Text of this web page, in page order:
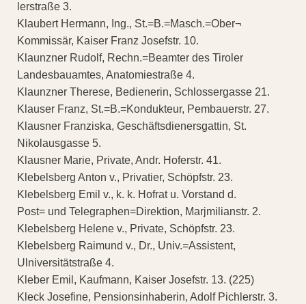
lerstraße 3.
Klaubert Hermann, Ing., St.=B.=Masch.=Ober¬
Kommissär, Kaiser Franz Josefstr. 10.
Klaunzner Rudolf, Rechn.=Beamter des Tiroler
Landesbauamtes, Anatomiestraße 4.
Klaunzner Therese, Bedienerin, Schlossergasse 21.
Klauser Franz, St.=B.=Kondukteur, Pembauerstr. 27.
Klausner Franziska, Geschäftsdienersgattin, St.
Nikolausgasse 5.
Klausner Marie, Private, Andr. Hoferstr. 41.
Klebelsberg Anton v., Privatier, Schöpfstr. 23.
Klebelsberg Emil v., k. k. Hofrat u. Vorstand d.
Post= und Telegraphen=Direktion, Marjmilianstr. 2.
Klebelsberg Helene v., Private, Schöpfstr. 23.
Klebelsberg Raimund v., Dr., Univ.=Assistent,
Ulniversitätstraße 4.
Kleber Emil, Kaufmann, Kaiser Josefstr. 13. (225)
Kleck Josefine, Pensionsinhaberin, Adolf Pichlerstr. 3.